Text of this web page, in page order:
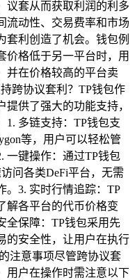
议套从而获取利润的利多
流动性、交易费率和市场
套利创造了机会。钱包例
价格低于另一平台时，用
并在价格较高的平台卖
跨协议套利？TP钱包作
供了强大的功能支持，
1. 多链支持：TP钱包支
等，用户可以轻松管
一键操作：通过TP钱包
问各类DeFi平台，无需
。3. 实时行情追踪：TP
解各平台的代币价格变
全保障：TP钱包采用先
的安全性，让用户在执行
注意事项尽管跨协议套
用户在操作时需注意以下